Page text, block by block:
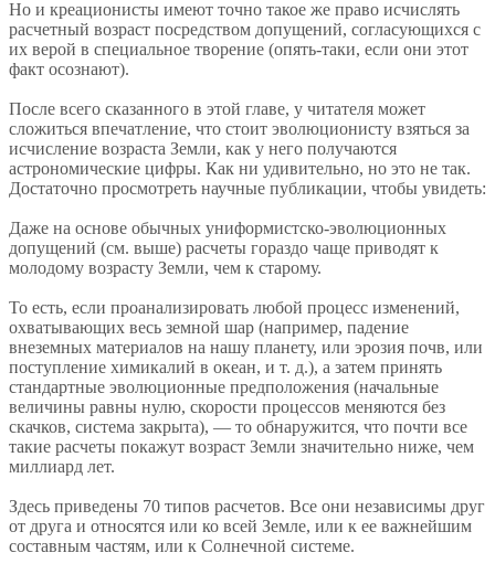
Но и креационисты имеют точно такое же право исчислять
расчетный возраст посредством допущений, согласующихся с
их верой в специальное творение (опять-таки, если они этот
факт осознают).
После всего сказанного в этой главе, у читателя может
сложиться впечатление, что стоит эволюционисту взяться за
исчисление возраста Земли, как у него получаются
астрономические цифры. Как ни удивительно, но это не так.
Достаточно просмотреть научные публикации, чтобы увидеть:
Даже на основе обычных униформистско-эволюционных
допущений (см. выше) расчеты гораздо чаще приводят к
молодому возрасту Земли, чем к старому.
То есть, если проанализировать любой процесс изменений,
охватывающих весь земной шар (например, падение
внеземных материалов на нашу планету, или эрозия почв, или
поступление химикалий в океан, и т. д.), а затем принять
стандартные эволюционные предположения (начальные
величины равны нулю, скорости процессов меняются без
скачков, система закрыта), — то обнаружится, что почти все
такие расчеты покажут возраст Земли значительно ниже, чем
миллиард лет.
Здесь приведены 70 типов расчетов. Все они независимы друг
от друга и относятся или ко всей Земле, или к ее важнейшим
составным частям, или к Солнечной системе.